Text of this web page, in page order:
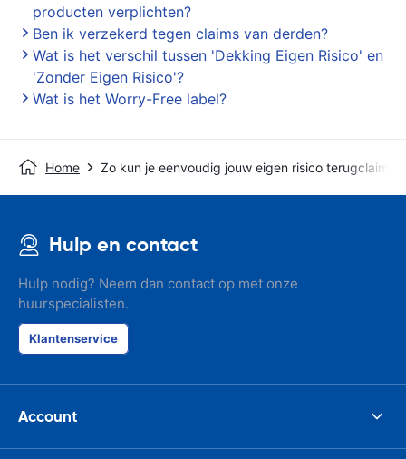
producten verplichten?
Ben ik verzekerd tegen claims van derden?
Wat is het verschil tussen 'Dekking Eigen Risico' en
'Zonder Eigen Risico'?
Wat is het Worry-Free label?
Home Zo kun je eenvoudig jouw eigen risico
Hulp en contact
Hulp nodig? Neem dan contact op met onze
huurspecialisten.
Klantenservice
Account